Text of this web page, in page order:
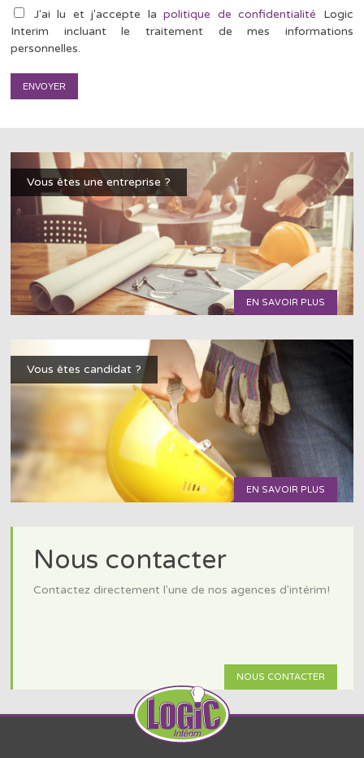
J'ai lu et j'accepte lapolitique de confidentialité Logic
Interim incluant le traitement de mes informations
personnelles.
Vous êtes une entreprise ?
EN SAVOIR PLUS
Vous êtes candidat ?
EN SAVOIR PLUS
Nous contacter
Contactez directement l'une de nos agences d'intérim!
NOUS CONTACTER